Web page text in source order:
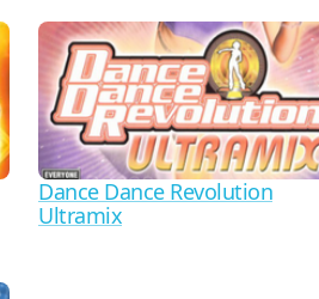
Dance Dance Revolution
Ultramix